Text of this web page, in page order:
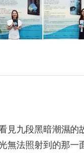
見九段黑暗潮濕的
無法照射到的那一